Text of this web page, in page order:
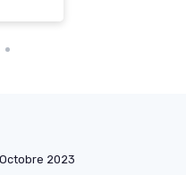
Octobre 2023